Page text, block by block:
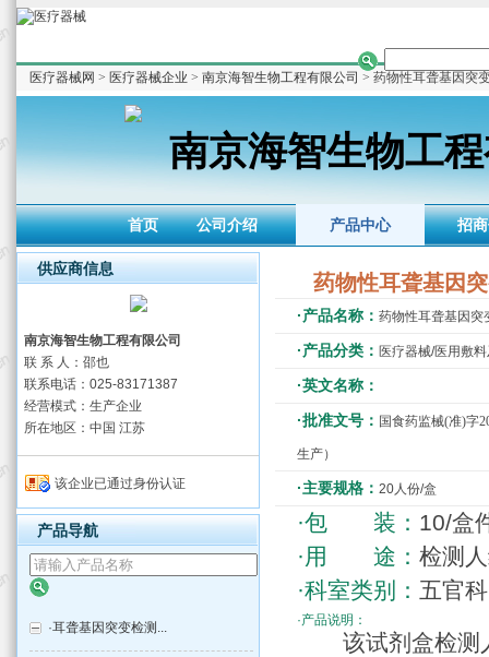
医疗器械网 > 医疗器械企业 > 南京海智生物工程有限公司 > 药物性耳聋基因突
南京海智生物工
首页 公司介绍 产品中心 招
药物性耳聋基因
·产品名称： 药物性耳聋基因突
·产品分类： 医疗器械/医用敷
·英文名称：
·批准文号： 国食药监械(准)字
生产）
·主要规格： 20人份/盒
·包 装： 10/盒
·用 途： 检测
·科室类别： 五官科
·产品说明：
该试剂盒检测人
供应商信息
南京海智生物工程有限公司
联 系 人：邵也
联系电话：025-83171387
经营模式：生产企业
所在地区：中国 江苏
该企业已通过身份认证
产品导航
·耳聋基因突变检测...